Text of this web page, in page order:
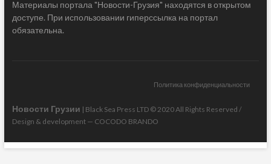
Материалы портала "Новости-Грузия" находятся в открытом
доступе. При использовании гиперссылка на портал
обязательна.
Политика конфиденциальности
Новости Грузии | Black Sea Press LTD © 2020 All Rights Reserved /
Design & development — COCODO BRANDO